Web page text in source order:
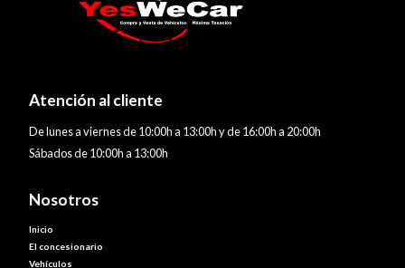
Atención al cliente
De lunes a viernes de 10:00h a 13:00h y de 16:00h a 20:00h
Sábados de 10:00h a 13:00h
Nosotros
Inicio
El concesionario
Vehículos